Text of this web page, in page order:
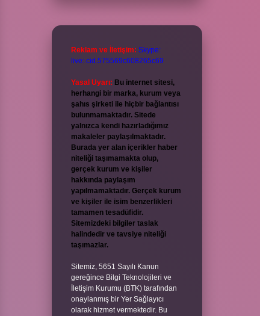
Reklam ve İletişim: Skype:
live:.cid.575569c608265c69
Yasal Uyarı: Bu internet sitesi,
herhangi bir marka, kurum veya
şahıs şirketi ile hiçbir bağlantısı
bulunmamaktadır. Sitede
yalnızca kendi hazırladığımız
makaleler paylaşılmaktadır.
Burada yer alan içerikler haber
niteliği taşımamakta olup,
gerçek kurum ve kişiler
hakkında paylaşım
yapılmamaktadır. Gerçek kurum
ve kişiler ile isim benzerlikleri
tamamen tesadüfidir.
Sitemizdeki bilgiler taslak
halindedir ve tavsiye niteliği
taşımazlar.
Sitemiz, 5651 Sayılı Kanun
gereğince Bilgi Teknolojileri ve
İletişim Kurumu (BTK) tarafından
onaylanmış bir Yer Sağlayıcı
olarak hizmet vermektedir. Bu